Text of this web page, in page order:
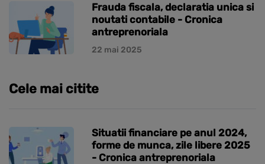
Frauda fiscala, declaratia unica si
noutati contabile - Cronica
antreprenoriala
22 mai 2025
Cele mai citite
Situatii financiare pe anul 2024,
forme de munca, zile libere 2025
- Cronica antreprenoriala